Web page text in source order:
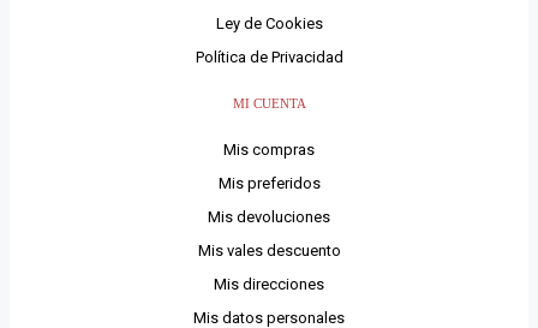
Ley de Cookies
Política de Privacidad
MI CUENTA
Mis compras
Mis preferidos
Mis devoluciones
Mis vales descuento
Mis direcciones
Mis datos personales